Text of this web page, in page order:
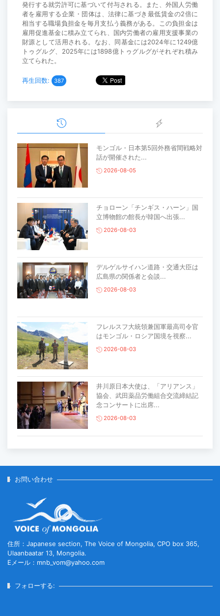
発行する就労許可に基づいて付与される。また、外国人労働
者を雇用する企業・団体は、法律に基づき最低賃金の2倍に
相当する職場負担金を毎月支払う義務がある。この負担金は
雇用促進基金に積み立てられ、国内労働者の雇用支援事業の
財源として活用される。なお、同基金には2024年に1249億
トゥグルグ、2025年には1898億トゥグルグがそれぞれ積み
立てられた。
再生回数: 387
モンゴル・日本第5回外務省間戦略対
話が開催された...
2026-08-05
チョローン「チンギス・ハーン」国
立博物館の館長が韓国へ出張...
2026-08-03
デルゲルサイハン道路・交通大臣は
広島県の関係者と会談...
2026-08-03
フレルスフ大統領兼国軍最高司令官
はモンゴル・ロシア国境を視察...
2026-08-03
井川原日本大使は、「アリアンス」
協会、武田薬品労働組合交流締結記
念コンサートに出席...
2026-08-03
ロープウェイ建設工事の進捗率は
2026-07-30
お問い合わせ
住所：Japanese section, The Voice of Mongolia, CPO box 365,
Ulaanbaatar 13, Mongolia.
Eメール：mnb_vom@yahoo.com
フォローする: